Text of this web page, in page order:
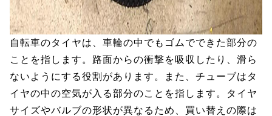
自転車のタイヤは、車輪の中でもゴムでできた部分の
ことを指します。路面からの衝撃を吸収したり、滑ら
ないようにする役割があります。また、チューブはタ
イヤの中の空気が入る部分のことを指します。タイヤ
サイズやバルブの形状が異なるため、買い替えの際は